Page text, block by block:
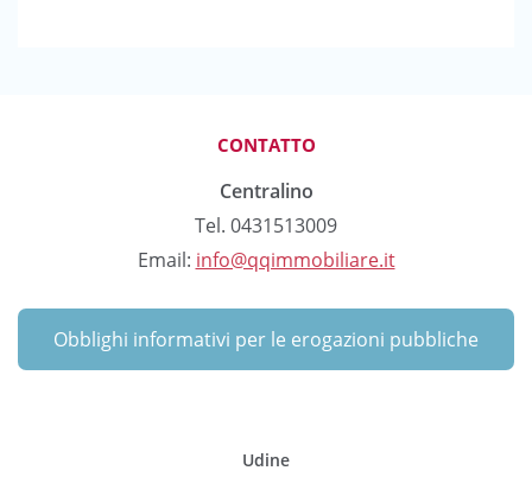
CONTATTO
Centralino
Tel. 0431513009
Email: info@qqimmobiliare.it
Obblighi informativi per le erogazioni pubbliche
Udine